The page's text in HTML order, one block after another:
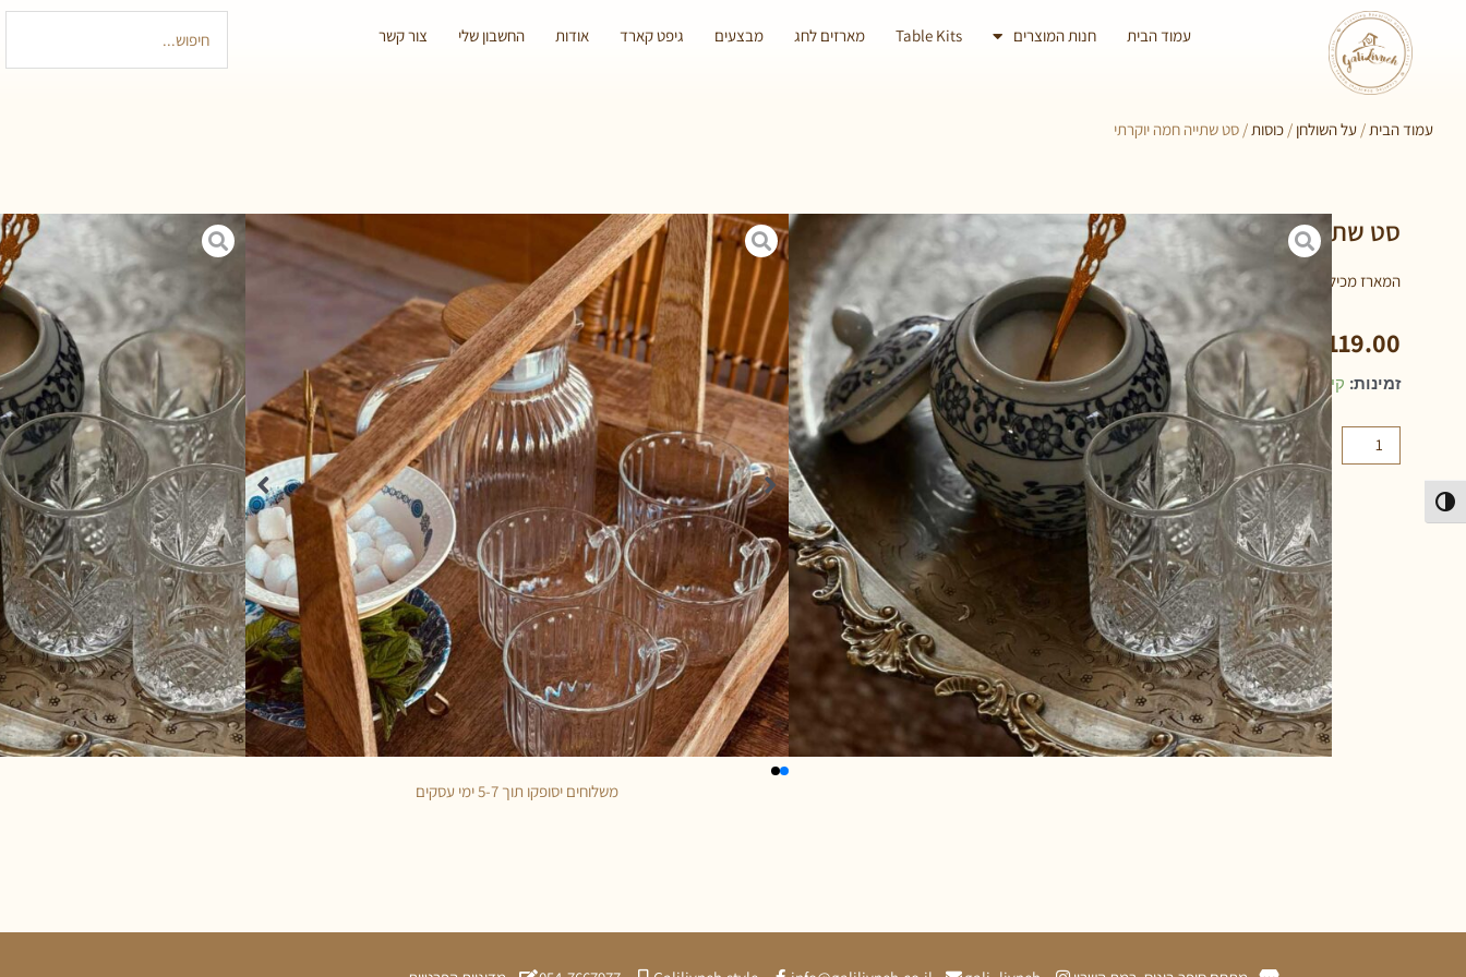
הפעל/כבה ניגודיות גבוהה
עמוד הבית חנות המוצרים Table Kits מארזים לחג מבצעים גיפט קארד אודות החשבון שלי צור קשר
עמוד הבית/ על השולחן / כוסות/ סט שתייה חמה יוקרתי
סט שתייה חמה יוקרתי
המארז מכיל 4 כוסות וקנקן תה
₪ 119.00
זמינות: קיים במלאי
הוספה לסל
משלוחים יסופקו תוך 5-7 ימי עסקים